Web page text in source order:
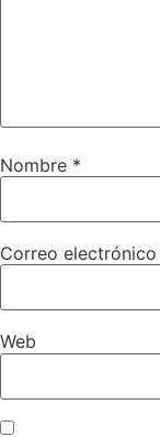
Nombre *
Correo electrónico
Web